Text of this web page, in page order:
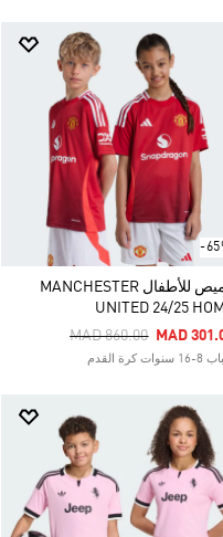
-
قميص للأطفال MANCHESTER
UNITED 24/25
Price Reduced From
MAD 860.00ToMAD
كرة القدم